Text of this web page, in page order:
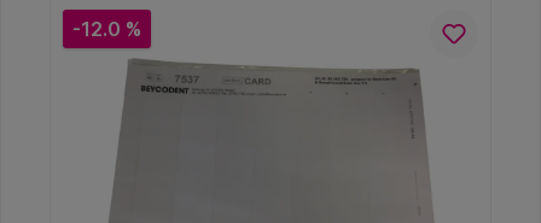
-12.0 %